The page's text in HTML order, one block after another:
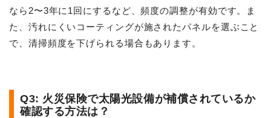
なら2〜3年に1回にするなど、頻度の調整が有効です。ま
た、汚れにくいコーティングが施されたパネルを選ぶこと
で、清掃頻度を下げられる場合もあります。
Q3: 火災保険で太陽光設備が補償されているか
確認する方法は？